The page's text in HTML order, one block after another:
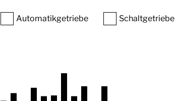
Automatikgetriebe Schaltgetriebe